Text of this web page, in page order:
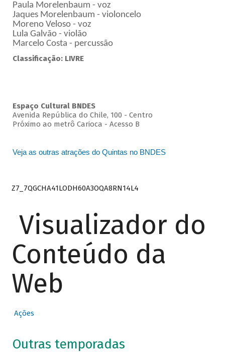
Paula Morelenbaum - voz
Jaques Morelenbaum - violoncelo
Moreno Veloso - voz
Lula Galvão - violão
Marcelo Costa - percussão
Classificação: LIVRE
Espaço Cultural BNDES
Avenida República do Chile, 100 - Centro
Próximo ao metrô Carioca - Acesso B
Veja as outras atrações do Quintas no BNDES
Z7_7QGCHA41LODH60A3OQA8RN14L4
Visualizador do
Conteúdo da
Web
Ações
Outras temporadas